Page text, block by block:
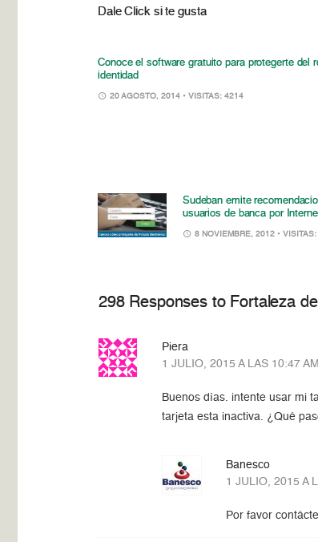
Dale Click si te gusta
Conoce el software gratuito para protegerte del
identidad
20 AGOSTO, 2014 • VISITAS: 4214
Sudeban emite
usuarios de banca por
8 NOVIEMBRE, 2012 •
298 Responses to Fortaleza
Piera
1 JULIO, 2015 A LAS 10:47 AM
Buenos días. intente usar mi
tarjeta esta inactiva. ¿Qué
Banesco
1 JULIO, 2015 A
Por favor